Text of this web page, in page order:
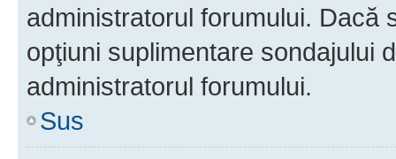
administratorul forumului. Dacă
opţiuni suplimentare sondajului
administratorul forumului.
Sus